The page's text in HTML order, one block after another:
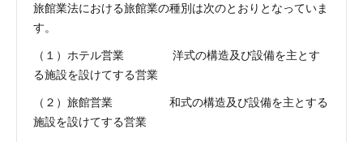
旅館業法における旅館業の種別は次のとおりとなっていま
す。
（１）ホテル営業 洋式の構造及び設備を主とす
る施設を設けてする営業
（２）旅館営業 和式の構造及び設備を主とする
施設を設けてする営業